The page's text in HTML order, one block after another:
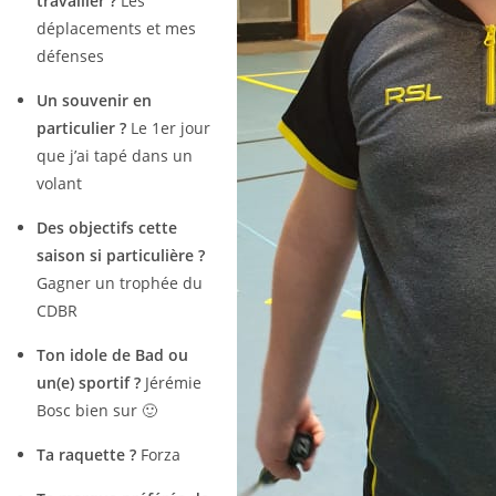
déplacements et mes
défenses
Un souvenir en
particulier ? Le 1er jour
que j’ai tapé dans un
volant
Des objectifs cette
saison si particulière ?
Gagner un trophée du
CDBR
Ton idole de Bad ou
un(e) sportif ? Jérémie
Bosc bien sur 🙂
Ta raquette ? Forza